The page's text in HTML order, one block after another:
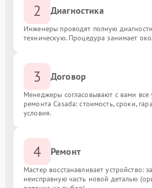
2 Диагностика
Инженеры проводят полную
техническую. Процедура занимает
3 Договор
Менеджеры согласовывают с вами все
ремонта Casada: стоимость, сроки,
условия.
4 Ремонт
Мастер восстанавливает устройство:
неисправную часть новой деталью